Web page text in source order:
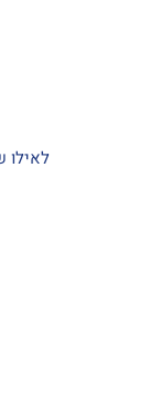
לאילו